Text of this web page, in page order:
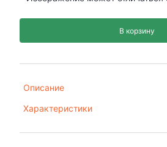
В корзину
Описание
Характеристики